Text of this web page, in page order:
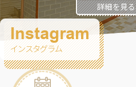
詳細を見る
Instagram
インスタグラム